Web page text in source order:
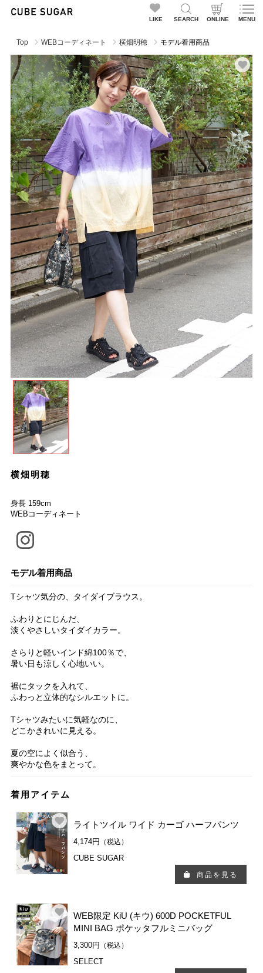
LIKE SEARCH ONLINE MENU
Top WEBコーディネート 横畑明穂 モデル着用商品
横畑明穂
身長 159cm
WEBコーディネート
モデル着用商品
Tシャツ気分の、タイダイブラウス。
ふわりとにじんだ、
淡くやさしいタイダイカラー。
さらりと軽いインド綿100％で、
暑い日も涼しく心地いい。
裾にタックを入れて、
ふわっと立体的なシルエットに。
Tシャツみたいに気軽なのに、
どこかきれいに見える。
夏の空によく似合う、
爽やかな色をまとって。
着用アイテム
ライトツイル ワイド カーゴ ハーフパンツ
4,174円 （税込）
CUBE SUGAR
商品を見る
WEB限定 KiU (キウ) 600D POCKETFUL
MINI BAG ポケッタフルミニバッグ
3,300円 （税込）
SELECT